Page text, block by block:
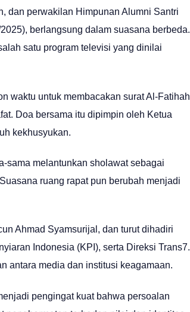
dan perwakilan Himpunan Alumni Santri
berlangsung dalam suasana berbeda.
satu program televisi yang dinilai
waktu untuk membacakan surat Al-Fatihah
Doa bersama itu dipimpin oleh Ketua
kekhusyukan.
sama melantunkan sholawat sebagai
ruang rapat pun berubah menjadi
Ahmad Syamsurijal, dan turut dihadiri
Indonesia (KPI), serta Direksi Trans7.
antara media dan institusi keagamaan.
pengingat kuat bahwa persoalan